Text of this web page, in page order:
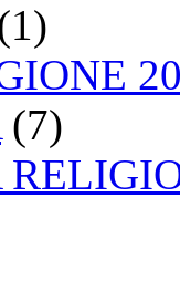
(7)